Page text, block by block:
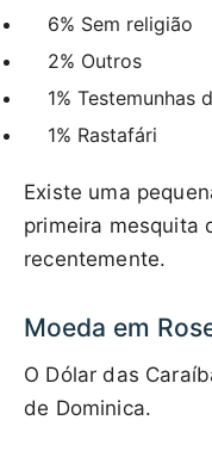
6% Sem religião
2% Outros
1% Testemunhas
1% Rastafári
Existe uma
primeira mesquita
recentemente.
Moeda em
O Dólar das
de Dominica.